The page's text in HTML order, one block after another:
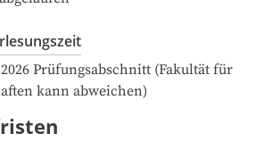
Prüfungsabschnitt (Fakultät für
kann abweichen)